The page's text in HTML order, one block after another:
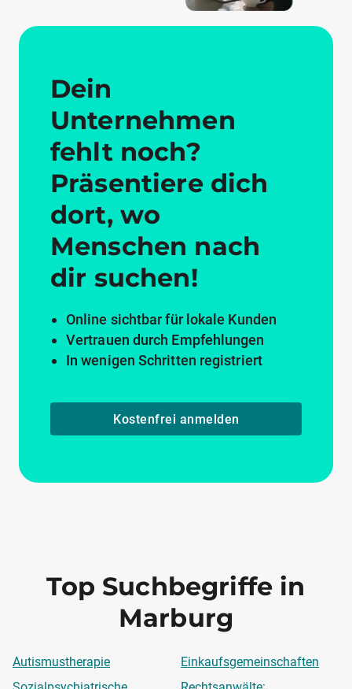
Dein
Unternehmen
fehlt noch?
Präsentiere dich
dort, wo
Menschen nach
dir suchen!
Online sichtbar für lokale Kunden
Vertrauen durch Empfehlungen
In wenigen Schritten registriert
Kostenfrei anmelden
Top Suchbegriffe in
Marburg
Autismustherapie
Einkaufsgemeinschaften